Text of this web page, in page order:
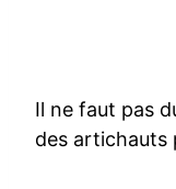
Il ne faut pas
des artichauts